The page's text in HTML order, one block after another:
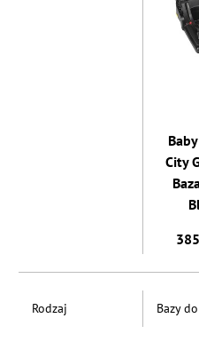
City
Rodzaj Bazy